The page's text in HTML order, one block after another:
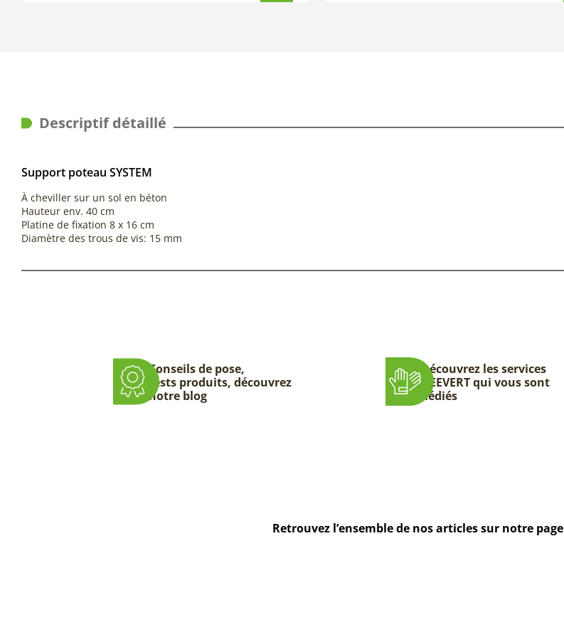
Descriptif détaillé
Support poteau SYSTEM
À cheviller sur un sol en béton
Hauteur env. 40 cm
Platine de fixation 8 x 16 cm
Diamètre des trous de vis: 15 mm
Conseils de pose,
tests produits, découvrez
notre blog
Découvrez les services
DEEVERT qui vous sont
dédiés
Retrouvez l’ensemble de nos articles sur notre page